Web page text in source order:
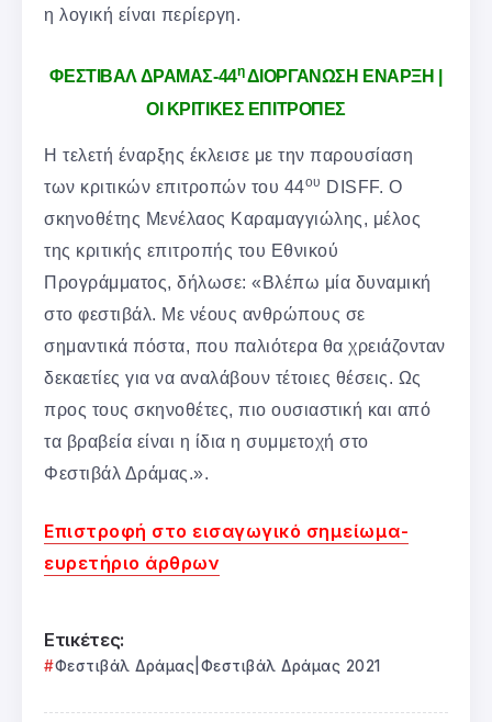
η λογική είναι περίεργη.
ΦΕΣΤΙΒΑΛ ΔΡΑΜΑΣ-44ηΔΙΟΡΓΑΝΩΣΗ ΕΝΑΡΞΗ |
ΟΙ ΚΡΙΤΙΚΕΣ ΕΠΙΤΡΟΠΕΣ
Η τελετή έναρξης έκλεισε με την παρουσίαση
των κριτικών επιτροπών του 44ου DISFF. Ο
σκηνοθέτης Μενέλαος Καραμαγγιώλης, μέλος
της κριτικής επιτροπής του Εθνικού
Προγράμματος, δήλωσε: «Βλέπω μία δυναμική
στο φεστιβάλ. Με νέους ανθρώπους σε
σημαντικά πόστα, που παλιότερα θα χρειάζονταν
δεκαετίες για να αναλάβουν τέτοιες θέσεις. Ως
προς τους σκηνοθέτες, πιο ουσιαστική και από
τα βραβεία είναι η ίδια η συμμετοχή στο
Φεστιβάλ Δράμας.».
Επιστροφή στο εισαγωγικό σημείωμα-
ευρετήριο άρθρων
Ετικέτες:
Φεστιβάλ Δράμας|Φεστιβάλ Δράμας 2021